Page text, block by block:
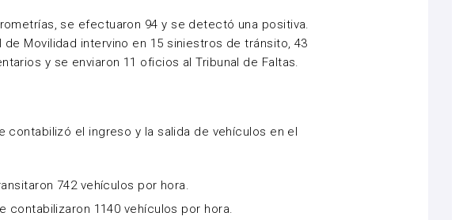
se efectuaron 94 y se detectó una positiva.
de Movilidad intervino en 15 siniestros de tránsito, 43
y se enviaron 11 oficios al Tribunal de Faltas.
contabilizó el ingreso y la salida de vehículos en el
742 vehículos por hora.
contabilizaron 1140 vehículos por hora.